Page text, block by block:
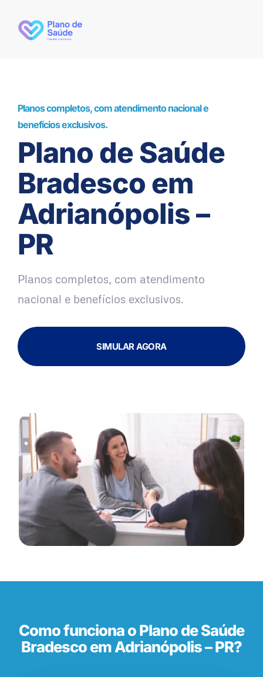
Planos completos, com atendimento nacional e
benefícios exclusivos.
Plano de Saúde
Bradesco em
Adrianópolis –
PR
Planos completos, com atendimento
nacional e benefícios exclusivos.
SIMULAR AGORA
Como funciona o Plano de Saúde
Bradesco em Adrianópolis – PR?